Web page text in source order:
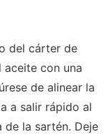
del cárter de
con una
de alinear la
a salir rápido al
la sartén. Deje